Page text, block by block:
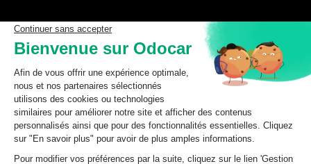
Les données affichées ici, particulièrement la base de donnée
complète, ne doivent pas être copiées. Il est interdit d’exploiter les
données ou la base de données complète, de laisser un tiers les
exploiter, ni de les rendre accessible à un tiers, sans accord
préalable de TecDoc. Toute infraction constitue une violation des
droits d’auteur et fera l’objet de poursuites.
odocar2026©
CGV Particuliers